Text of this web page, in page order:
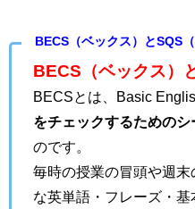
BECS（ベックス）とSQS
BECS（ベックス）
BECSとは、Basic
をチェックするためのシ
のです。
毎時の授業の冒頭や週
な英単語・フレーズ・